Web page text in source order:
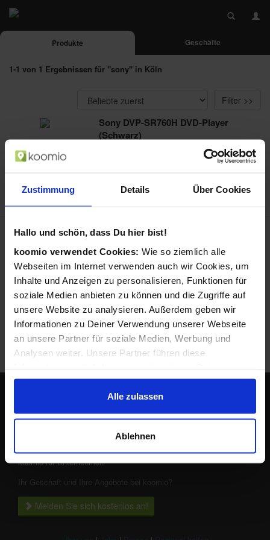
Zustimmung Details Über Cookies
Hallo und schön, dass Du hier bist!
koomio verwendet Cookies: Wie so ziemlich alle
Webseiten im Internet verwenden auch wir Cookies, um
Inhalte und Anzeigen zu personalisieren, Funktionen für
soziale Medien anbieten zu können und die Zugriffe auf
unsere Website zu analysieren. Außerdem geben wir
Informationen zu Deiner Verwendung unserer Webseite
an unsere Partner für soziale Medien, Werbung und
Analysen weiter. Unsere Partner führen diese
zusammen, die Du ihnen bereitgestellt hast oder die sie
im Rahmen Deiner Nutzung der Dienste gesammelt
haben.
Alle zulassen
Ablehnen
Produkte Geschäfte
1-1 von 1 Ergebnissen für "sony" in Köln
Filter >>
Sony DVP-SR760H DVD-Player
(Schwarz)
von Sony / in DVD-Player & -Recorder
DVP-SR760HB - DVD/USB, PAL / NTSC,
ab 49,99 €
« 1 «
Das Produkt alternativ suchen bei:
koomio für Unternehmen
Ihr Geschäft und Ihre Angebote bei koomio?
Melden Sie sich kostenlos an!